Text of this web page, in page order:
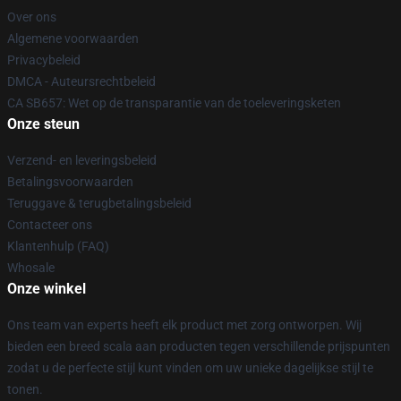
Over ons
Algemene voorwaarden
Privacybeleid
DMCA - Auteursrechtbeleid
CA SB657: Wet op de transparantie van de toeleveringsketen
Onze steun
Verzend- en leveringsbeleid
Betalingsvoorwaarden
Teruggave & terugbetalingsbeleid
Contacteer ons
Klantenhulp (FAQ)
Whosale
Onze winkel
Ons team van experts heeft elk product met zorg ontworpen. Wij
bieden een breed scala aan producten tegen verschillende prijspunten
zodat u de perfecte stijl kunt vinden om uw unieke dagelijkse stijl te
tonen.